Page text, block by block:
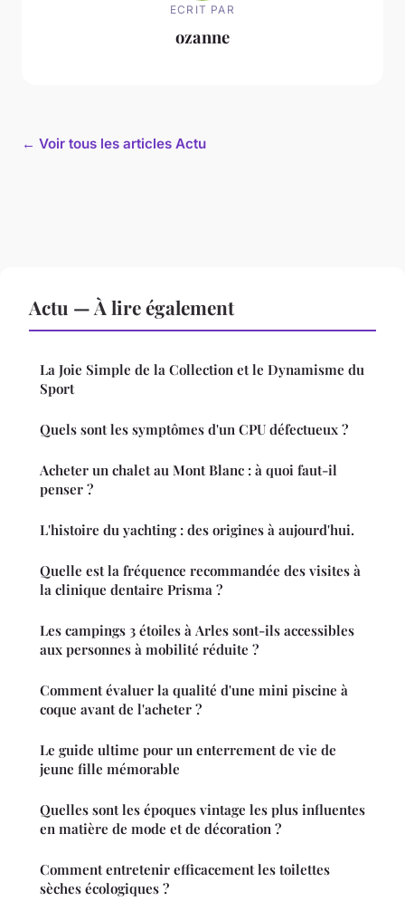
ECRIT PAR
ozanne
← Voir tous les articles Actu
Actu — À lire également
La Joie Simple de la Collection et le Dynamisme du
Sport
Quels sont les symptômes d'un CPU défectueux ?
Acheter un chalet au Mont Blanc : à quoi faut-il
penser ?
L'histoire du yachting : des origines à aujourd'hui.
Quelle est la fréquence recommandée des visites à
la clinique dentaire Prisma ?
Les campings 3 étoiles à Arles sont-ils accessibles
aux personnes à mobilité réduite ?
Comment évaluer la qualité d'une mini piscine à
coque avant de l'acheter ?
Le guide ultime pour un enterrement de vie de
jeune fille mémorable
Quelles sont les époques vintage les plus influentes
en matière de mode et de décoration ?
Comment entretenir efficacement les toilettes
sèches écologiques ?